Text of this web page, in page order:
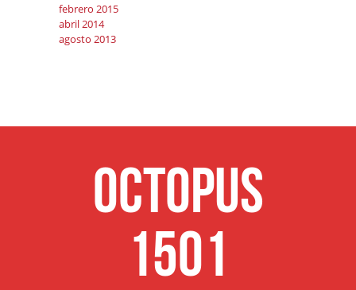
febrero 2015
abril 2014
agosto 2013
Octopus
1501